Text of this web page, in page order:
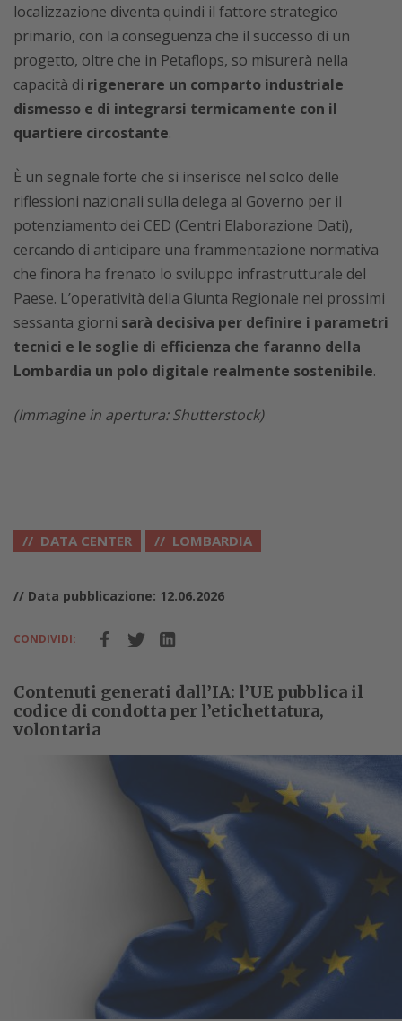
localizzazione diventa quindi il fattore strategico
primario, con la conseguenza che il successo di un
progetto, oltre che in Petaflops, so misurerà nella
capacità di rigenerare un comparto industriale
dismesso e di integrarsi termicamente con il
quartiere circostante.
È un segnale forte che si inserisce nel solco delle
riflessioni nazionali sulla delega al Governo per il
potenziamento dei CED (Centri Elaborazione Dati),
cercando di anticipare una frammentazione normativa
che finora ha frenato lo sviluppo infrastrutturale del
Paese. L’operatività della Giunta Regionale nei prossimi
sessanta giorni sarà decisiva per definire i parametri
tecnici e le soglie di efficienza che faranno della
Lombardia un polo digitale realmente sostenibile.
(Immagine in apertura: Shutterstock)
DATA CENTER LOMBARDIA
// Data pubblicazione: 12.06.2026
CONDIVIDI:
Contenuti generati dall’IA: l’UE pubblica il
codice di condotta per l’etichettatura,
volontaria